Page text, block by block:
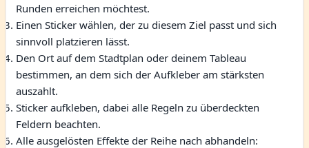
Runden erreichen möchtest.
Einen Sticker wählen, der zu diesem Ziel passt und sich
sinnvoll platzieren lässt.
Den Ort auf dem Stadtplan oder deinem Tableau
bestimmen, an dem sich der Aufkleber am stärksten
auszahlt.
Sticker aufkleben, dabei alle Regeln zu überdeckten
Feldern beachten.
Alle ausgelösten Effekte der Reihe nach abhandeln: